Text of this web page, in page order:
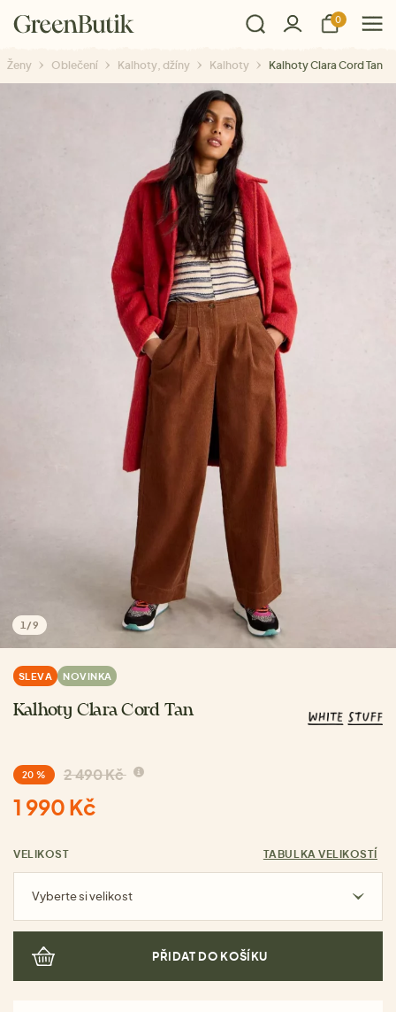
0
Ženy Oblečení Kalhoty, džíny Kalhoty Kalhoty Clara Cord Tan
1 /9
SLEVA NOVINKA
Kalhoty Clara Cord Tan
20 % 2 490 Kč
1 990 Kč
VELIKOST TABULKA VELIKOSTÍ
Vyberte si velikost
PŘIDAT DO KOŠÍKU